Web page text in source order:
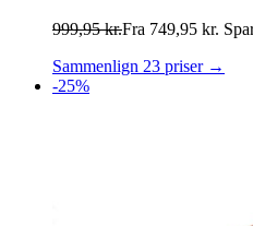
999,95kr.Fra 749,95 kr.
Sammenlign 23 priser →
-25%